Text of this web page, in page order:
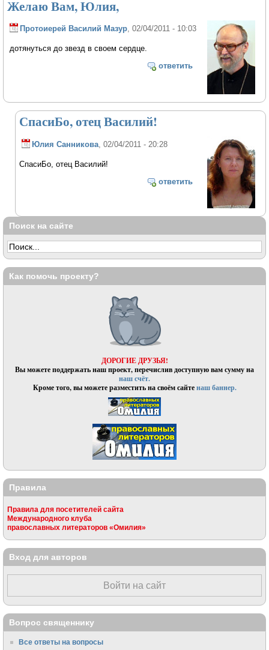
Желаю Вам, Юлия,
Протоиерей Василий Мазур, 02/04/2011 - 10:03
дотянуться до звезд в своем сердце.
ответить
СпасиБо, отец Василий!
Юлия Санникова, 02/04/2011 - 20:28
СпасиБо, отец Василий!
ответить
Поиск на сайте
Как помочь проекту?
ДОРОГИЕ ДРУЗЬЯ!
Вы можете поддержать наш проект, перечислив доступную вам сумму на
наш счёт.
Кроме того, вы можете разместить на своём сайтенаш баннер.
Правила
Правила для посетителей сайта
Международного клуба
православных литераторов «Омилия»
Вход для авторов
Войти на сайт
Вопрос священнику
Все ответы на вопросы